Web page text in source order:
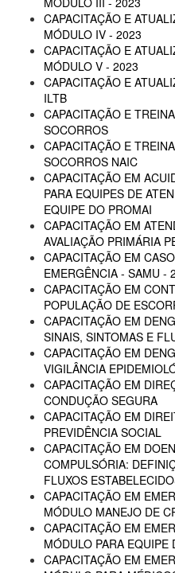
CAPACITAÇÃO E
MÓDULO IV - 2023
CAPACITAÇÃO E
MÓDULO V - 2023
CAPACITAÇÃO E
ILTB
CAPACITAÇÃO E
SOCORROS
CAPACITAÇÃO E
SOCORROS NAIC
CAPACITAÇÃO EM
PARA EQUIPES DE
EQUIPE DO PROMAI
CAPACITAÇÃO EM
AVALIAÇÃO PRIMÁRIA
CAPACITAÇÃO EM
EMERGÊNCIA - SAMU -
CAPACITAÇÃO EM
POPULAÇÃO DE
CAPACITAÇÃO EM
SINAIS, SINTOMAS E
CAPACITAÇÃO EM
VIGILÂNCIA
CAPACITAÇÃO EM
CONDUÇÃO SEGURA
CAPACITAÇÃO EM
PREVIDÊNCIA SOCIAL
CAPACITAÇÃO EM
COMPULSÓRIA:
FLUXOS
CAPACITAÇÃO EM
MÓDULO MANEJO DE
CAPACITAÇÃO EM
MÓDULO PARA EQUIPE
CAPACITAÇÃO EM